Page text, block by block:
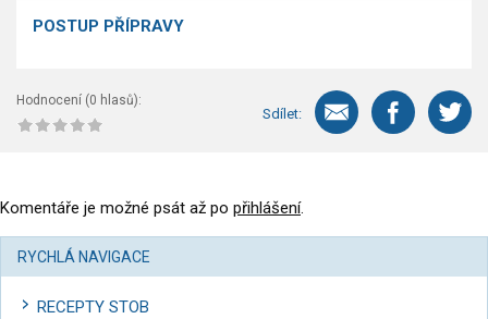
POSTUP PŘÍPRAVY
Hodnocení (0 hlasů):
Sdílet:
Komentáře je možné psát až po přihlášení.
RYCHLÁ NAVIGACE
RECEPTY STOB